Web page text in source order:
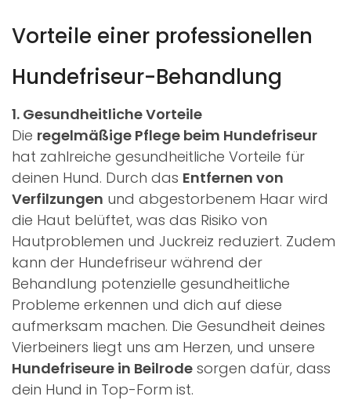
Vorteile einer professionellen
Hundefriseur-Behandlung
1. Gesundheitliche Vorteile
Die regelmäßige Pflege beim Hundefriseur
hat zahlreiche gesundheitliche Vorteile für
deinen Hund. Durch das Entfernen von
Verfilzungen und abgestorbenem Haar wird
die Haut belüftet, was das Risiko von
Hautproblemen und Juckreiz reduziert. Zudem
kann der Hundefriseur während der
Behandlung potenzielle gesundheitliche
Probleme erkennen und dich auf diese
aufmerksam machen. Die Gesundheit deines
Vierbeiners liegt uns am Herzen, und unsere
Hundefriseure in Beilrode sorgen dafür, dass
dein Hund in Top-Form ist.